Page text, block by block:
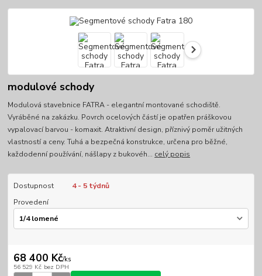
modulové schody
Modulová stavebnice FATRA - elegantní montované schodiště.
Vyráběné na zakázku. Povrch ocelových částí je opatřen práškovou
vypalovací barvou - komaxit. Atraktivní design, příznivý poměr užitných
vlastností a ceny. Tuhá a bezpečná konstrukce, určena pro běžné,
každodenní používání, nášlapy z bukovéh... celý popis
Dostupnost
4 - 5 týdnů
Provedení
68 400 Kč/ks
56 529 Kč bez DPH